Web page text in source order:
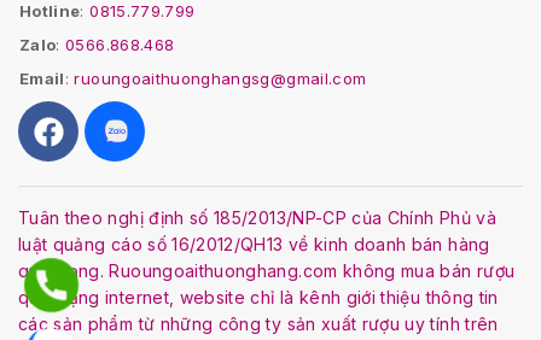
Hotline:0815.779.799
Zalo:0566.868.468
Email:ruoungoaithuonghangsg@gmail.com
Tuân theo nghị định số 185/2013/NP-CP của Chính Phủ và
luật quảng cáo số 16/2012/QH13 về kinh doanh bán hàng
qua mạng. Ruoungoaithuonghang.com không mua bán rượu
qua mạng internet, website chỉ là kênh giới thiệu thông tin
các sản phẩm từ những công ty sản xuất rượu uy tính trên